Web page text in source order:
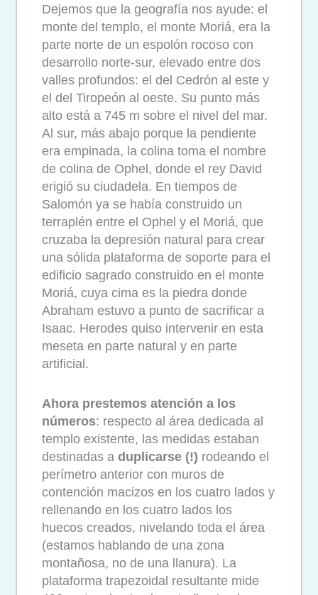
Dejemos que la geografía nos ayude: el
monte del templo, el monte Moriá, era la
parte norte de un espolón rocoso con
desarrollo norte-sur, elevado entre dos
valles profundos: el del Cedrón al este y
el del Tiropeón al oeste. Su punto más
alto está a 745 m sobre el nivel del mar.
Al sur, más abajo porque la pendiente
era empinada, la colina toma el nombre
de colina de Ophel, donde el rey David
erigió su ciudadela. En tiempos de
Salomón ya se había construido un
terraplén entre el Ophel y el Moriá, que
cruzaba la depresión natural para crear
una sólida plataforma de soporte para el
edificio sagrado construido en el monte
Moriá, cuya cima es la piedra donde
Abraham estuvo a punto de sacrificar a
Isaac. Herodes quiso intervenir en esta
meseta en parte natural y en parte
artificial.
Ahora prestemos atención a los
números: respecto al área dedicada al
templo existente, las medidas estaban
destinadas a duplicarse (!) rodeando el
perímetro anterior con muros de
contención macizos en los cuatro lados y
rellenando en los cuatro lados los
huecos creados, nivelando toda el área
(estamos hablando de una zona
montañosa, no de una llanura). La
plataforma trapezoidal resultante mide